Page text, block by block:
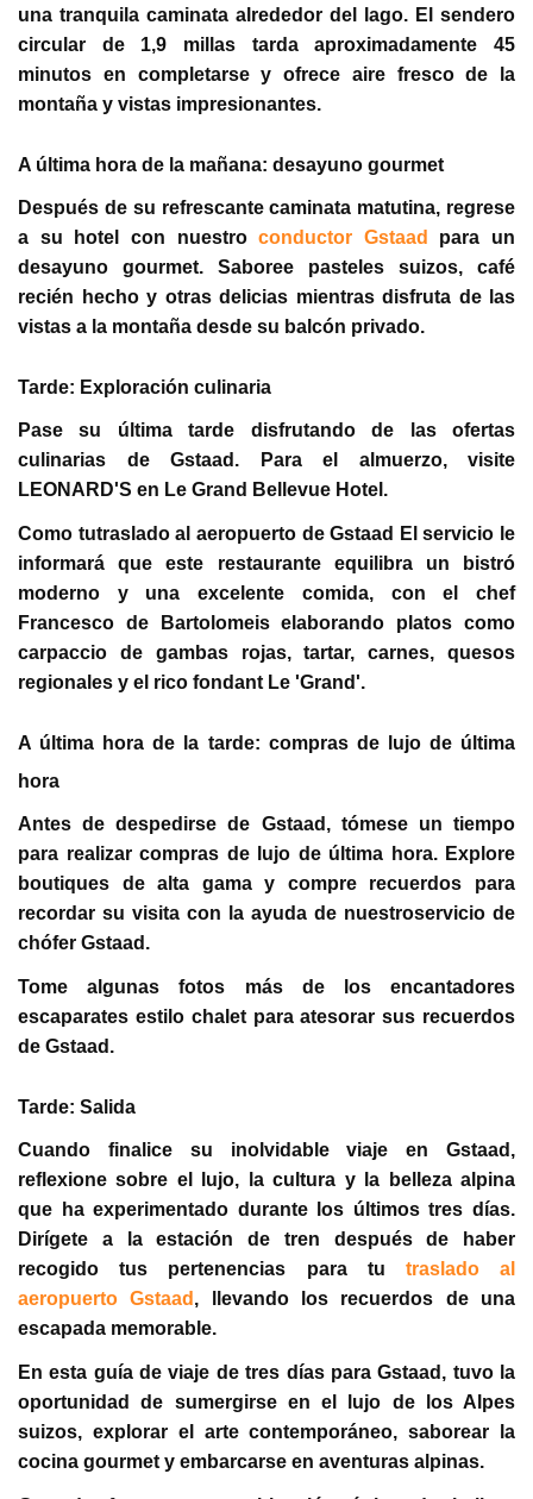
una tranquila caminata alrededor del lago. El sendero
circular de 1,9 millas tarda aproximadamente 45
minutos en completarse y ofrece aire fresco de la
montaña y vistas impresionantes.
A última hora de la mañana: desayuno gourmet
Después de su refrescante caminata matutina, regrese
a su hotel con nuestroconductor Gstaad
para un
desayuno gourmet. Saboree pasteles suizos, café
recién hecho y otras delicias mientras disfruta de las
vistas a la montaña desde su balcón privado.
Tarde: Exploración culinaria
Pase su última tarde disfrutando de las ofertas
culinarias de Gstaad. Para el almuerzo, visite
LEONARD'S en Le Grand Bellevue Hotel.
Como tutraslado al aeropuerto de Gstaad El servicio le
informará que este restaurante equilibra un bistró
moderno y una excelente comida, con el chef
Francesco de Bartolomeis elaborando platos como
carpaccio de gambas rojas, tartar, carnes, quesos
regionales y el rico fondant Le 'Grand'.
A última hora de la tarde: compras de lujo de última
hora
Antes de despedirse de Gstaad, tómese un tiempo
para realizar compras de lujo de última hora. Explore
boutiques de alta gama y compre recuerdos para
recordar su visita con la ayuda de nuestroservicio de
chófer Gstaad.
Tome algunas fotos más de los encantadores
escaparates estilo chalet para atesorar sus recuerdos
de Gstaad.
Tarde: Salida
Cuando finalice su inolvidable viaje en Gstaad,
reflexione sobre el lujo, la cultura y la belleza alpina
que ha experimentado durante los últimos tres días.
Dirígete a la estación de tren después de haber
recogido tus pertenencias para tu traslado al
aeropuerto Gstaad , llevando los recuerdos de una
escapada memorable.
En esta guía de viaje de tres días para Gstaad, tuvo la
oportunidad de sumergirse en el lujo de los Alpes
suizos, explorar el arte contemporáneo, saborear la
cocina gourmet y embarcarse en aventuras alpinas.